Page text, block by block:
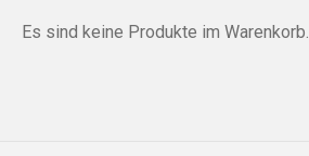
Es sind keine Produkte im Warenkorb.